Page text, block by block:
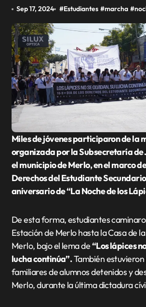
Sep 17, 2024 #Estudiantes #marcha #
Miles de jóvenes participaron de la marcha
organizada por la Subsecretaría de
el municipio de Merlo, en el marco
Derechos del Estudiante
aniversario de “La Noche de los
De esta forma, estudiantes
Estación de Merlo hasta la Casa de
Merlo, bajo el lema de“Los lápices
lucha continúa”.También
familiares de alumnos detenidos y
Merlo, durante la última dictadura